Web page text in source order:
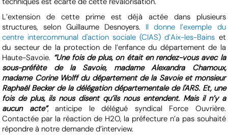
L’extension de cette prime est déjà actée dans plusieurs
structures, selon Guillaume Desnoyers. Il donne l’exemple du
centre intercommunal d'action sociale (CIAS) d’Aix-les-Bains et
du secteur de la protection de l’enfance du département de la
Haute-Savoie. “Une fois de plus, on était en rendez-vous avec la
sous-préfète de la Savoie, madame Alexandra Chamoux,
madame Corine Wolff du département de la Savoie et monsieur
Raphaël Becker de la délégation départementale de l'ARS. Et, une
fois de plus, ils nous disent qu’ils nous entendent. Mais il n’y a
aucun acte”, anticipe le délégué syndical Force Ouvrière.
Contactée par la réaction de H2O, la préfecture n’a pas souhaité
répondre à notre demande d’interview.